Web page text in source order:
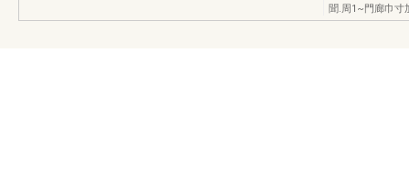
聞.周1~門廊巾寸